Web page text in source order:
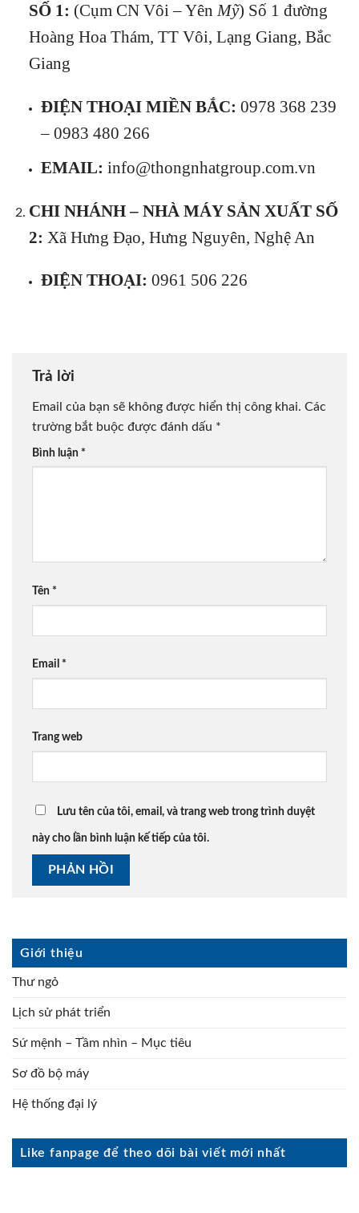
SỐ 1: (Cụm CN Vôi – Yên Mỹ) Số 1 đường
Hoàng Hoa Thám, TT Vôi, Lạng Giang, Bắc
Giang
ĐIỆN THOẠI MIỀN BẮC: 0978 368 239
– 0983 480 266
EMAIL: info@thongnhatgroup.com.vn
CHI NHÁNH – NHÀ MÁY SẢN XUẤT SỐ
2: Xã Hưng Đạo, Hưng Nguyên, Nghệ An
ĐIỆN THOẠI: 0961 506 226
Trả lời
Email của bạn sẽ không được hiển thị công khai. Các
trường bắt buộc được đánh dấu *
Bình luận *
Tên *
Email *
Trang web
Lưu tên của tôi, email, và trang web trong trình duyệt
này cho lần bình luận kế tiếp của tôi.
Giới thiệu
Thư ngỏ
Lịch sử phát triển
Sứ mệnh – Tầm nhìn – Mục tiêu
Sơ đồ bộ máy
Hệ thống đại lý
Like fanpage để theo dõi bài viết mới nhất